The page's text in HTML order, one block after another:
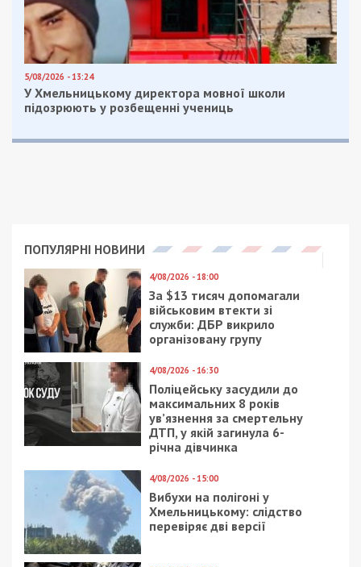
5/08/2026 - 13:24
У Хмельницькому директора мовної школи
підозрюють у розбещенні учениць
ПОПУЛЯРНІ НОВИНИ
4/08/2026 - 18:00
За $13 тисяч допомагали
військовим втекти зі
служби: ДБР викрило
організовану групу
4/08/2026 - 16:30
Поліцейську засудили до
максимальних 8 років
ув’язнення за смертельну
ДТП, у якій загинула 6-
річна дівчинка
4/08/2026 - 15:00
Вибухи на полігоні у
Хмельницькому: слідство
перевіряє дві версії